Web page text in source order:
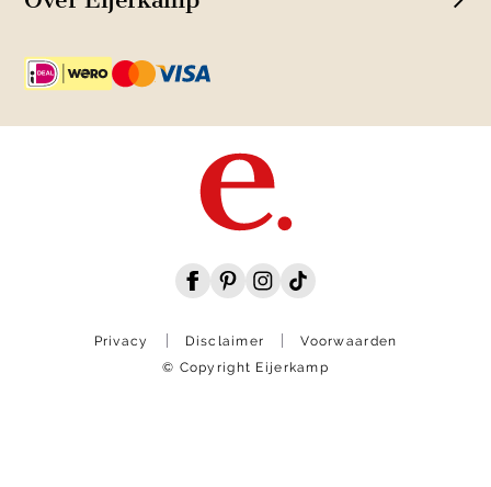
Privacy Disclaimer
Voorwaarden
© Copyright Eijerkamp